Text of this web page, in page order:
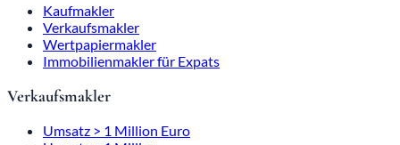
Kaufmakler
Verkaufsmakler
Wertpapiermakler
Immobilienmakler für Expats
Verkaufsmakler
Umsatz > 1 Million Euro